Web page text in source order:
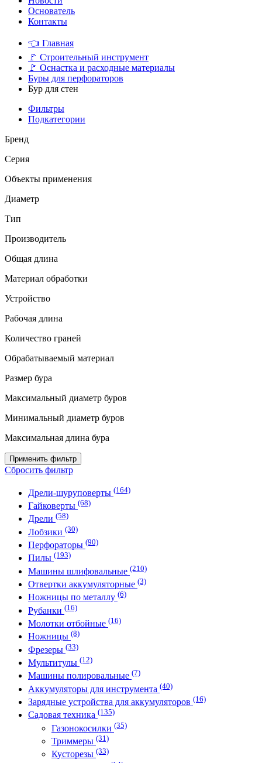
Основатель
Контакты
👈 Главная
🚩 Строительный инструмент
🚩 Оснастка и расходные материалы
Буры для перфораторов
Бур для стен
Фильтры
Подкатегории
Бренд
Серия
Объекты применения
Диаметр
Тип
Производитель
Общая длина
Материал обработки
Устройство
Рабочая длина
Количество граней
Обрабатываемый материал
Размер бура
Максимальный диаметр буров
Минимальный диаметр буров
Максимальная длина бура
Применить фильтр
Сбросить фильтр
Дрели-шуруповерты (164)
Гайковерты (68)
Дрели (58)
Лобзики (30)
Перфораторы (90)
Пилы (193)
Машины шлифовальные (210)
Отвертки аккумуляторные (3)
Ножницы по металлу (6)
Рубанки (16)
Молотки отбойные (16)
Ножницы (8)
Фрезеры (33)
Мультитулы (12)
Машины полировальные (7)
Аккумуляторы для инструмента (40)
Зарядные устройства для аккумуляторов (16)
Садовая техника (135)
Газонокосилки (35)
Триммеры (31)
Кусторезы (33)